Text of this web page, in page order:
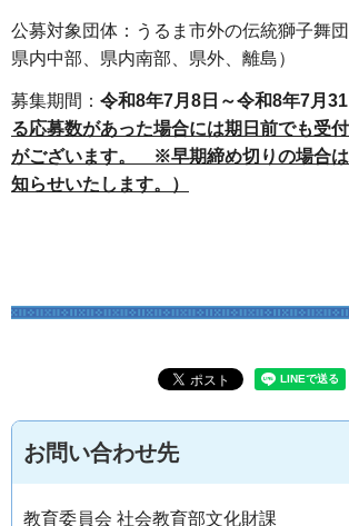
公募対象団体：うるま市外の伝統獅子舞団
県内中部、県内南部、県外、離島）
募集期間： 令和8年7月8日～令和8年7月31
る応募数があった場合には期日前でも受
がございます。 ※早期締め切りの場合
知らせいたします。）
お問い合わせ先
教育委員会 社会教育部文化財課